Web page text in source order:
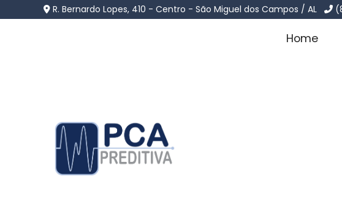
R. Bernardo Lopes, 410 - Centro - São Miguel dos Campos / AL
Home
Balanceamento Dinâmico e
Estático
Home»Informações